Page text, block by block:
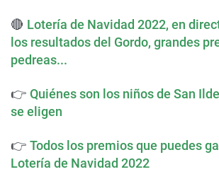
🔴 Lotería de Navidad 2022, en
los resultados del Gordo, grandes
pedreas...
👉 Quiénes son los niños de San
se eligen
👉 Todos los premios que puedes
Lotería de Navidad 2022